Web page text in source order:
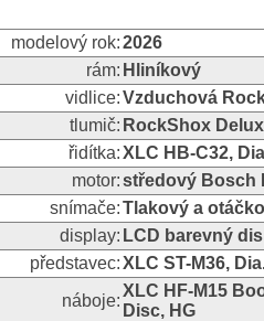
modelový rok:2026
rám: Hliníkový
vidlice:Vzduchová
tlumič: RockShox
řidítka:XLC HB-C32,
motor:středový Bosch
snímače:Tlakový a
display: LCD barevný
představec:XLC ST-M36,
náboje:
XLC HF-M15
Disc, HG